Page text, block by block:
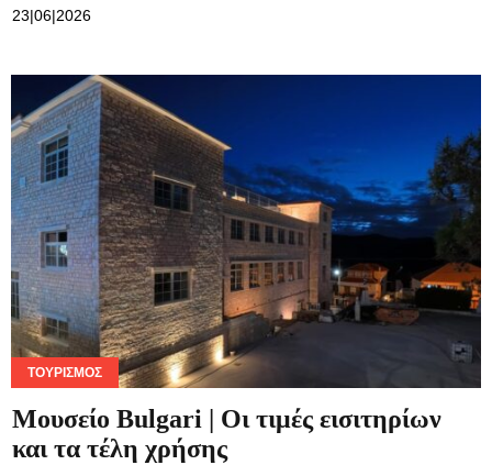
23|06|2026
ΤΟΥΡΙΣΜΌΣ
Μουσείο Bulgari | Οι τιμές εισιτηρίων
και τα τέλη χρήσης